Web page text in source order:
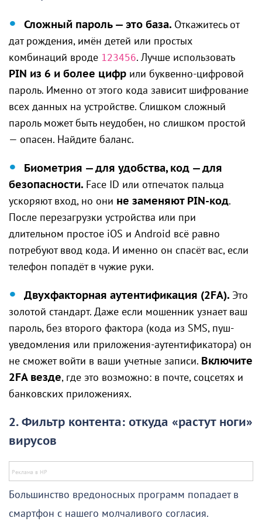
Сложный пароль — это база. Откажитесь от
дат рождения, имён детей или простых
комбинаций вроде 123456. Лучше использовать
PIN из 6 и более цифр или буквенно-цифровой
пароль. Именно от этого кода зависит шифрование
всех данных на устройстве. Слишком сложный
пароль может быть неудобен, но слишком простой
— опасен. Найдите баланс.
Биометрия — для удобства, код — для
безопасности. Face ID или отпечаток пальца
ускоряют вход, но они не заменяют PIN-код.
После перезагрузки устройства или при
длительном простое iOS и Android всё равно
потребуют ввод кода. И именно он спасёт вас, если
телефон попадёт в чужие руки.
Двухфакторная аутентификация (2FA). Это
золотой стандарт. Даже если мошенник узнает ваш
пароль, без второго фактора (кода из SMS, пуш-
уведомления или приложения-аутентификатора) он
не сможет войти в ваши учетные записи. Включите
2FA везде, где это возможно: в почте, соцсетях и
банковских приложениях.
2. Фильтр контента: откуда «растут ноги»
вирусов
Большинство вредоносных программ попадает в
смартфон с нашего молчаливого согласия.